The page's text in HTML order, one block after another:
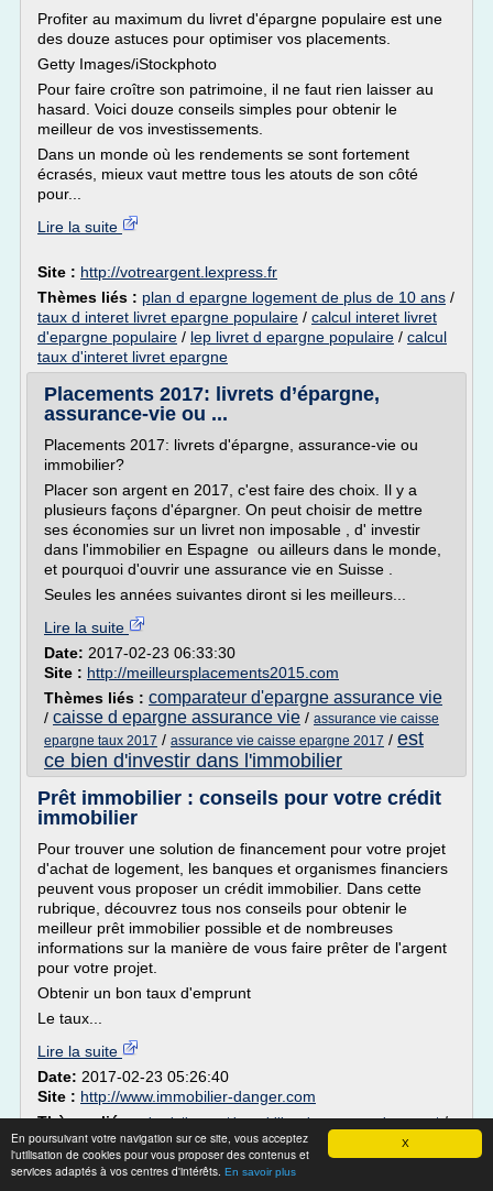
X
En poursuivant votre navigation sur ce site, vous acceptez
l'utilisation de cookies pour vous proposer des contenus et
services adaptés à vos centres d'intérêts. En savoir plus
Profiter au maximum du livret d'épargne populaire est une
des douze astuces pour optimiser vos placements.
Getty Images/iStockphoto
Pour faire croître son patrimoine, il ne faut rien laisser au
hasard. Voici douze conseils simples pour obtenir le
meilleur de vos investissements.
Dans un monde où les rendements se sont fortement
écrasés, mieux vaut mettre tous les atouts de son côté
pour...
Lire la suite
Site : http://votreargent.lexpress.fr
Thèmes liés : plan d epargne logement de plus de 10 ans /
taux d interet livret epargne populaire / calcul interet livret
d'epargne populaire / lep livret d epargne populaire / calcul
taux d'interet livret epargne
Placements 2017: livrets d’épargne,
assurance-vie ou ...
Placements 2017: livrets d'épargne, assurance-vie ou
immobilier?
Placer son argent en 2017, c'est faire des choix. Il y a
plusieurs façons d'épargner. On peut choisir de mettre
ses économies sur un livret non imposable , d' investir
dans l'immobilier en Espagne ou ailleurs dans le monde,
et pourquoi d'ouvrir une assurance vie en Suisse .
Seules les années suivantes diront si les meilleurs...
Lire la suite
Date: 2017-02-23 06:33:30
Site : http://meilleursplacements2015.com
Thèmes liés : comparateur d'epargne assurance vie
/ caisse d epargne assurance vie / assurance vie caisse
epargne taux 2017 / assurance vie caisse epargne 2017 / est
ce bien d'investir dans l'immobilier
Prêt immobilier : conseils pour votre crédit
immobilier
Pour trouver une solution de financement pour votre projet
d'achat de logement, les banques et organismes financiers
peuvent vous proposer un crédit immobilier. Dans cette
rubrique, découvrez tous nos conseils pour obtenir le
meilleur prêt immobilier possible et de nombreuses
informations sur la manière de vous faire prêter de l'argent
pour votre projet.
Obtenir un bon taux d'emprunt
Le taux...
Lire la suite
Date: 2017-02-23 05:26:40
Site : http://www.immobilier-danger.com
Thèmes liés :simulation pret immobilier plan epargne logement/
calcul taux d'interet livret epargne/taux d interet de l
epargne/comparatif des taux d'epargne par banque
taux d interet livret d epargne